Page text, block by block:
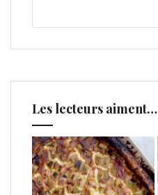
Les lecteurs aiment…